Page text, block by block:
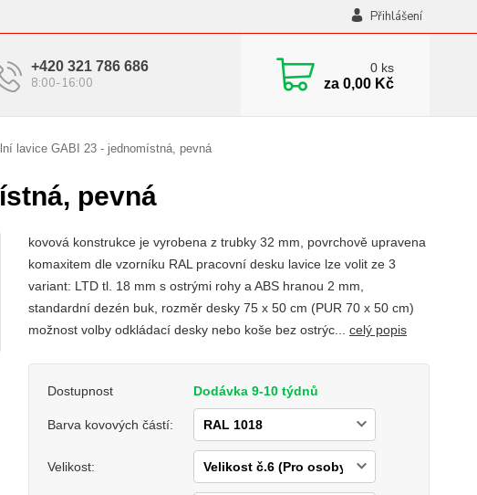
Přihlášení
+420 321 786 686
8:00-16:00
0 ks
za 0,00 Kč
lavice GABI 23 - jednomístná, pevná
pevná
kovová konstrukce je vyrobena z trubky 32 mm, povrchově upravena
komaxitem dle vzorníku RAL pracovní desku lavice lze volit ze 3
variant: LTD tl. 18 mm s ostrými rohy a ABS hranou 2 mm,
standardní dezén buk, rozměr desky 75 x 50 cm (PUR 70 x 50 cm)
možnost volby odkládací desky nebo koše bez ostrýc... celý popis
Dostupnost Dodávka 9-10 týdnů
Barva kovových částí:
Velikost: